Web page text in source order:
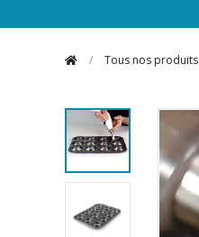
/ Tous nos produits